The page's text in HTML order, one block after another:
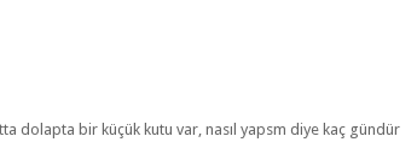
dolapta bir küçük kutu var, nasıl yapsm diye kaç gündür